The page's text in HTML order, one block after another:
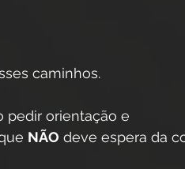
caminhos.
pedir orientação e
NÃO deve espera da